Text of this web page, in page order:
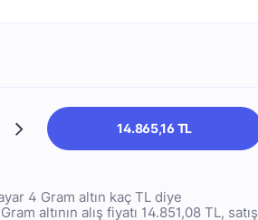
14.865,16 TL
4 Gram altın kaç TL diye
altının alış fiyatı 14.851,08 TL, satış